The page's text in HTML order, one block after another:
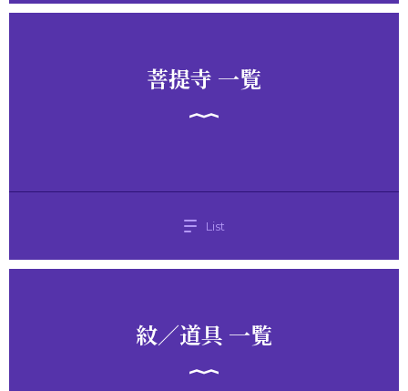
菩提寺 一覧
List
紋／道具 一覧